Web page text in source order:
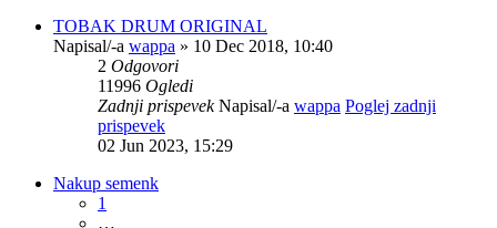
TOBAK DRUM ORIGINAL
Napisal/-a wappa » 10 Dec 2018, 10:40
2 Odgovori
11996 Ogledi
Zadnji prispevekNapisal/-a wappa Poglej zadnji
prispevek
02 Jun 2023, 15:29
Nakup semenk
1
…